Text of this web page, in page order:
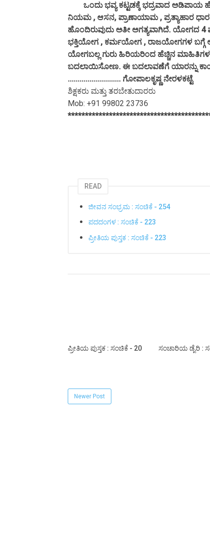
ಒಂದು ಭವ್ಯ ಕಟ್ಟಡಕ್ಕೆ ಭದ್ರವಾದ ಅಡಿಪಾಯ
ನಿಯಮ , ಆಸನ, ಪ್ರಾಣಾಯಾಮ , ಪ್ರತ್ಯಾಹಾರ
ಹೊಂದಿರುವುದು ಅತೀ ಅಗತ್ಯವಾಗಿದೆ. ಯೋಗದ 4
ಭಕ್ತಿಯೋಗ , ಕರ್ಮಯೋಗ , ರಾಜಯೋಗಗಳ ಬಗ್ಗೆ
ಯೋಗಬಲ್ಲ ಗುರು ಹಿರಿಯರಿಂದ ಹೆಚ್ಚಿನ
ಬದಲಾಯಿಸೋಣ. ಈ ಬದಲಾವಣೆಗೆ ಯಾರನ್ನು
........................... ಗೋಪಾಲಕೃಷ್ಣ ನೇರಳಕಟ್ಟೆ
ಶಿಕ್ಷಕರು ಮತ್ತು ತರಬೇತುದಾರರು
Mob: +91 99802 23736
READ
ಜೀವನ ಸಂಭ್ರಮ : ಸಂಚಿಕೆ - 254
ಪದದಂಗಳ : ಸಂಚಿಕೆ - 223
ಪ್ರೀತಿಯ ಪುಸ್ತಕ : ಸಂಚಿಕೆ - 223
ಪ್ರೀತಿಯ ಪುಸ್ತಕ : ಸಂಚಿಕೆ - 20 ಸಂಚಾರಿಯ ಡೈರಿ :
Newer Post